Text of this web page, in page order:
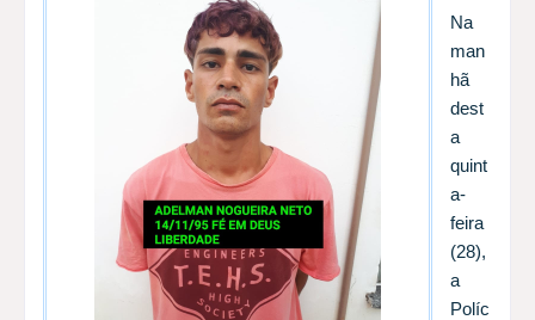
Na
man
hã
dest
a
quint
a-
feira
(28),
a
Políc